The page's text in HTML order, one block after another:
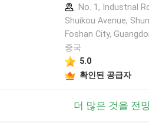
프로필No. 1, Industrial
Shuikou Avenue,
Foshan City,
중국
5.0
확인된 공급자
더 많은 것을 전